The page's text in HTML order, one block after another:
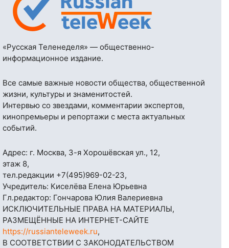
«Русская Теленеделя» — общественно-
информационное издание.
Все самые важные новости общества, общественной
жизни, культуры и знаменитостей.
Интервью со звездами, комментарии экспертов,
кинопремьеры и репортажи с места актуальных
событий.
Адрес: г. Москва, 3-я Хорошёвская ул., 12,
этаж 8,
тел.редакции +7(495)969-02-23,
Учредитель: Киселёва Елена Юрьевна
Гл.редактор: Гончарова Юлия Валериевна
ИСКЛЮЧИТЕЛЬНЫЕ ПРАВА НА МАТЕРИАЛЫ,
РАЗМЕЩЁННЫЕ НА ИНТЕРНЕТ-САЙТЕ
https://russianteleweek.ru,
В СООТВЕТСТВИИ С ЗАКОНОДАТЕЛЬСТВОМ